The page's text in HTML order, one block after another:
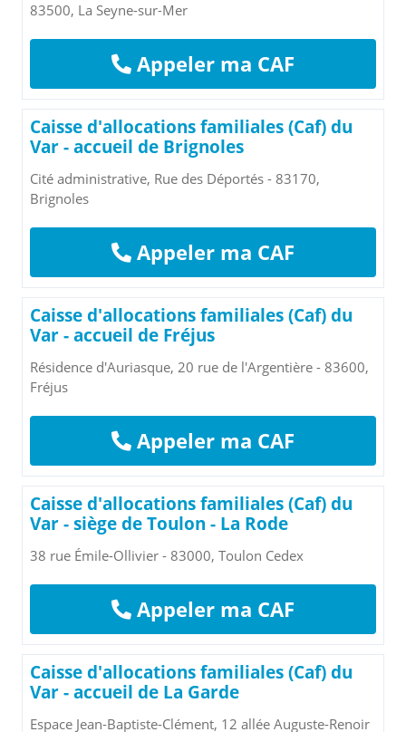
83500, La Seyne-sur-Mer
Appeler ma CAF
Caisse d'allocations familiales (Caf) du
Var - accueil de Brignoles
Cité administrative, Rue des Déportés - 83170,
Brignoles
Appeler ma CAF
Caisse d'allocations familiales (Caf) du
Var - accueil de Fréjus
Résidence d'Auriasque, 20 rue de l'Argentière - 83600,
Fréjus
Appeler ma CAF
Caisse d'allocations familiales (Caf) du
Var - siège de Toulon - La Rode
38 rue Émile-Ollivier - 83000, Toulon Cedex
Appeler ma CAF
Caisse d'allocations familiales (Caf) du
Var - accueil de La Garde
Espace Jean-Baptiste-Clément, 12 allée Auguste-Renoir